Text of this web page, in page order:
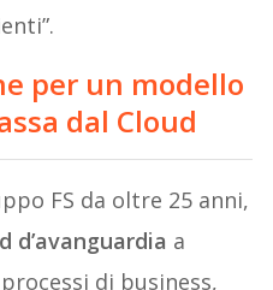
per un modello
dal Cloud
FS da oltre 25 anni,
d’avanguardia a
di business,